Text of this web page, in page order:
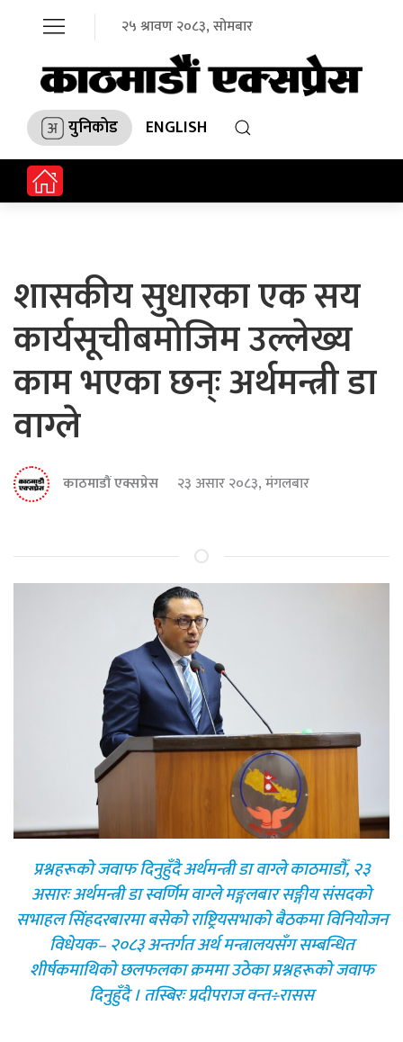
२५ श्रावण २०८३, सोमबार
युनिकोड ENGLISH
शासकीय सुधारका एक सय
कार्यसूचीबमोजिम उल्लेख्य
काम भएका छन्ः अर्थमन्त्री डा
वाग्ले
काठमाडौं एक्सप्रेस २३ असार २०८३, मंगलबार
प्रश्नहरूको जवाफ दिनुहुँदै अर्थमन्त्री डा वाग्ले काठमाडौँ, २३
असारः अर्थमन्त्री डा स्वर्णिम वाग्ले मङ्गलबार सङ्गीय संसदको
सभाहल सिंहदरबारमा बसेको राष्ट्रियसभाको बैठकमा विनियोजन
विधेयक– २०८३ अन्तर्गत अर्थ मन्त्रालयसँग सम्बन्धित
शीर्षकमाथिको छलफलका क्रममा उठेका प्रश्नहरूको जवाफ
दिनुहुँदै । तस्बिरः प्रदीपराज वन्त÷रासस